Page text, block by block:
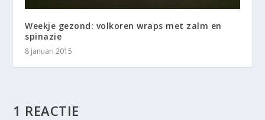
Weekje gezond: volkoren wraps met zalm en
spinazie
8 januari 2015
1 REACTIE